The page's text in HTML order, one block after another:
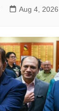
Aug 4, 2026